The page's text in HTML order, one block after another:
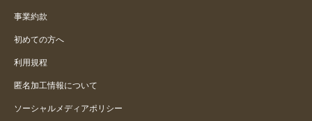
履き心地イイです
事業約款
初めての方へ
利用規程
匿名加工情報について
ソーシャルメディアポリシー